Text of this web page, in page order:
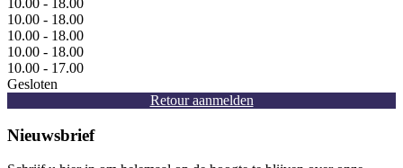
10.00 - 18.00
10.00 - 18.00
10.00 - 18.00
10.00 - 18.00
10.00 - 17.00
Gesloten
Retour aanmelden
Nieuwsbrief